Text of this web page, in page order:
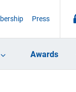
Press
Awards